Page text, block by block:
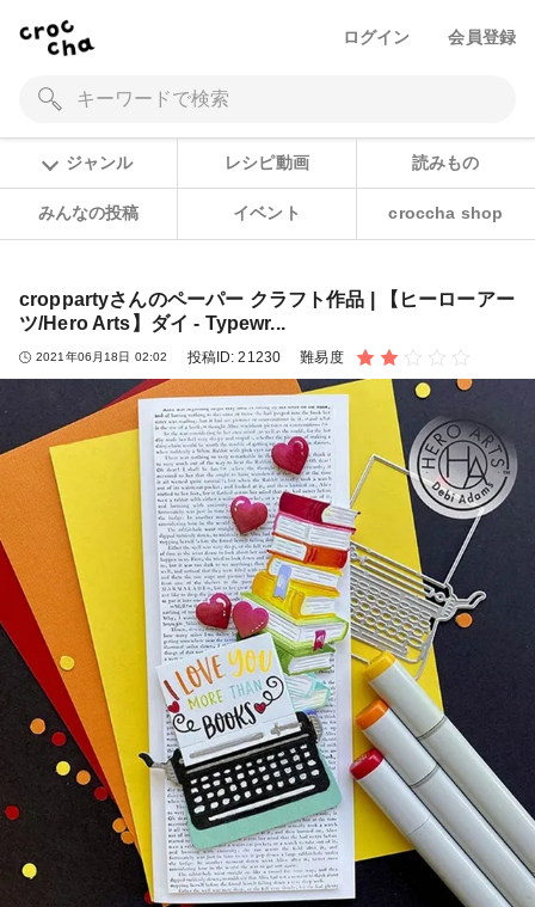
ログイン 会員登録
ジャンル レシピ動画 読みもの
みんなの投稿 イベント croccha shop
croppartyさんのペーパー クラフト作品 | 【ヒーローアー
ツ/Hero Arts】ダイ - Typewr...
2021年06月18日 02:02 投稿ID:21230 難易度